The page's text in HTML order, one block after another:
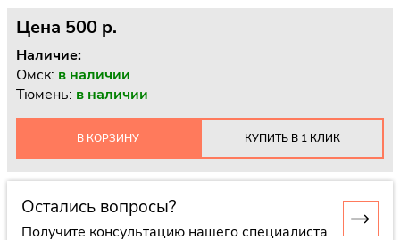
Цена 500 p.
Наличие:
Омск: в наличии
Тюмень: в наличии
В КОРЗИНУ КУПИТЬ В 1 КЛИК
Остались вопросы?
Получите консультацию нашего специалиста